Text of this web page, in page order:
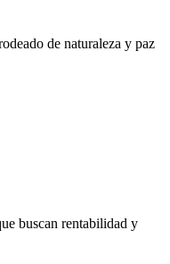
de naturaleza y paz
buscan rentabilidad y